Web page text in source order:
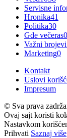
Servisne
Hronika41
Politika30
Gde večeras0
Važni
Marketing0
Kontakt
Uslovi
Impresum
© Sva prava
Ovaj sajt koristi
Nastavkom
Prihvati Saznaj više